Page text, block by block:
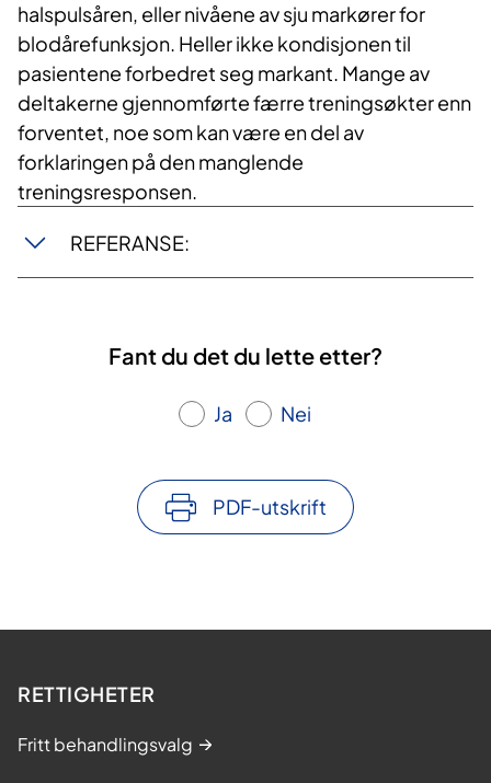
halspulsåren, eller nivåene av sju markører for
blodårefunksjon. Heller ikke kondisjonen til
pasientene forbedret seg markant. Mange av
deltakerne gjennomførte færre treningsøkter enn
forventet, noe som kan være en del av
forklaringen på den manglende
treningsresponsen.
REFERANSE:
Fant du det du lette etter?
Ja Nei
PDF-utskrift
RETTIGHETER
Fritt behandlingsvalg